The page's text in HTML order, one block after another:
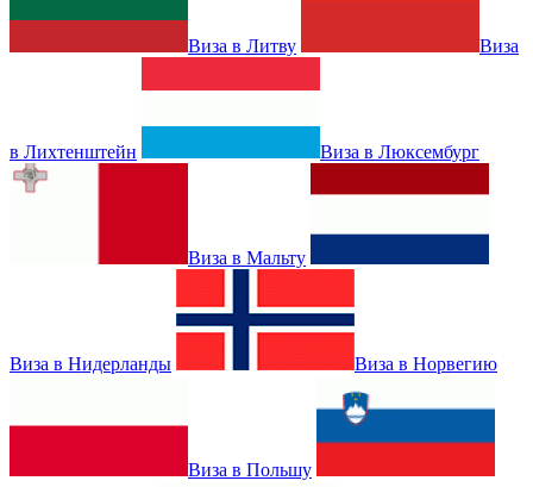
Виза в Литву Виза
в Лихтенштейн Виза в Люксембург
Виза в Мальту
Виза в Нидерланды Виза в Норвегию
Виза в Польшу